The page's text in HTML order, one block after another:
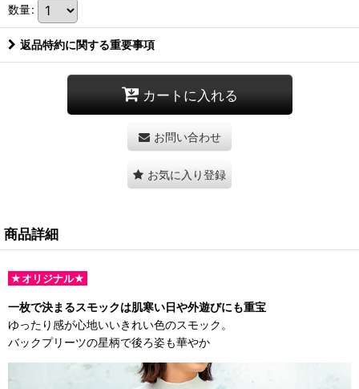
数量:
返品特約に関する重要事項
カートに入れる
お問い合わせ
お気に入り登録
商品詳細
★オリジナル★
一枚で決まるスモックは肌寒い日や外遊びにも重宝
ゆったり感が心地いいきれい色のスモック。
バックプリーツの星柄で後ろ姿も華やか